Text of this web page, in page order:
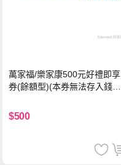
萬家福/樂家康500元好禮即享
券(餘額型)(本券無法存入錢包
$500